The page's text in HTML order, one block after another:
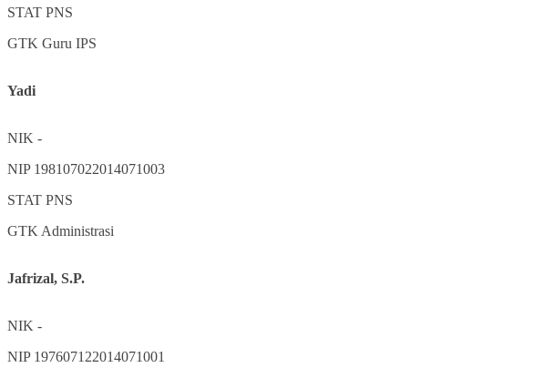
STAT PNS
GTK Guru IPS
Yadi
NIK -
NIP 198107022014071003
STAT PNS
GTK Administrasi
Jafrizal, S.P.
NIK -
NIP 197607122014071001